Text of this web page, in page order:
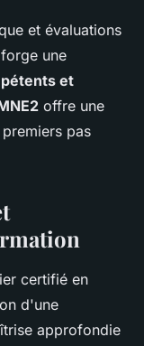
et évaluations
une
et
offre une
pas
certifié en
d'une
approfondie